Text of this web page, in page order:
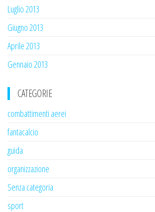
Luglio 2013
Giugno 2013
Aprile 2013
Gennaio 2013
CATEGORIE
combattimenti aerei
fantacalcio
guida
organizzazione
Senza categoria
sport